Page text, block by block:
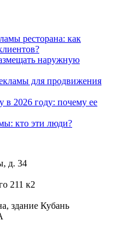
ресторана: как
наружную
для продвижения
2026 году: почему ее
кто эти люди?
д. 34
211 к2
здание Кубань